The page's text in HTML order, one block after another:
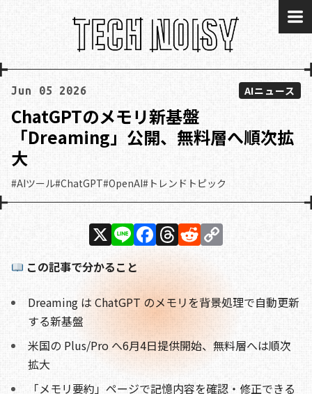
Jun 05 2026 AIニュース
ChatGPTのメモリ新基盤
「Dreaming」公開、無料層へ順次拡
大
#AIツール#ChatGPT#OpenAI#トレンドトピック
X Li
n
e
F
a
c
e
b
o
o
T
h
re
a
s
R
e
d
diy
n
この記事で分かること
Dreaming は ChatGPT のメモリを背景処理で自動更新
する新基盤
米国の Plus/Pro へ6月4日提供開始、無料層へは順次
拡大
「メモリ要約」ページで記憶内容を確認・修正できる